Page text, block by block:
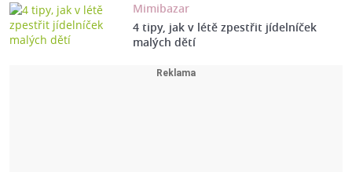
Mimibazar
4 tipy, jak v létě zpestřit jídelníček
malých dětí